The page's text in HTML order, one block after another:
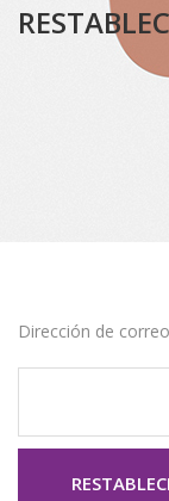
Dirección de